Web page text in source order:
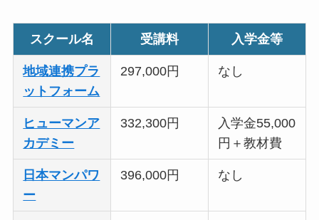
スクール名 受講料 入学金等
地域連携プラ
ットフォーム
297,000円 なし
ヒューマンア
カデミー
332,300円
入学金55,000
円＋教材費
日本マンパワ
ー
396,000円 なし